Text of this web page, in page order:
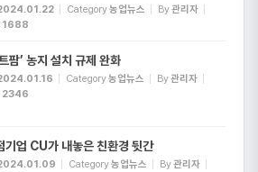
Category농업뉴스 By관리자
1688
팜’ 농지 설치 규제 완화
Category농업뉴스 By관리자
2346
기업 CU가 내놓은 친환경 뒷간
Category농업뉴스 By관리자